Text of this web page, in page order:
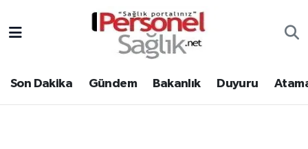
Son Dakika Gündem Bakanlık Duyuru
Gündem
Nöbetçi Eczaneler
Hava Durumu